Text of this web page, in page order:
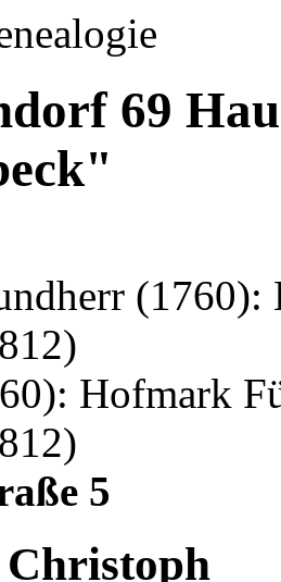
69
Hofmark
5